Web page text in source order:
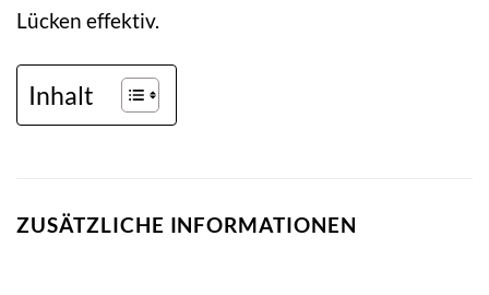
Lücken effektiv.
Inhalt
ZUSÄTZLICHE INFORMATIONEN